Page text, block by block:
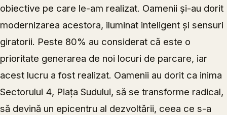
obiective pe care le-am realizat. Oamenii și-au dorit
modernizarea acestora, iluminat inteligent și sensuri
giratorii. Peste 80% au considerat că este o
prioritate generarea de noi locuri de parcare, iar
acest lucru a fost realizat. Oamenii au dorit ca inima
Sectorului 4, Piața Sudului, să se transforme radical,
să devină un epicentru al dezvoltării, ceea ce s-a